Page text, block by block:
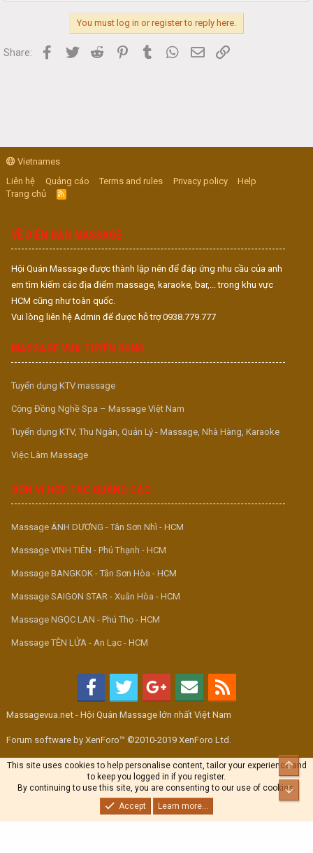
You must log in or register to reply here.
Share: Facebook
Twitter Reddit PinterestTumblr WhatsApp
Email
Vietnames
Liên hệ
Quảng cáo Terms and rules Privacy policy
Help
Trang chủ
R
S
VỀ DIỄN ĐÀN MASSAGE
Hội Quán Massage được thành lập nên để đáp ứng nhu cầu của anh
em tìm kiếm các địa điểm massage, karaoke, bar,... trong khu vực
HCM cũng như toàn quốc.
Vui lòng liên hệ Admin để được hỗ trợ 0938.779.777
MASSAGE VUA TUYỂN DỤNG
Tuyển dụng KTV massage
Cộng Đồng Nghề Spa – Massage Việt Nam
Tuyển dụng KTV, Thu Ngân, Quản Lý - Massage, Nhà Hàng, Karaoke
Việc Làm Massage
ĐƠN VỊ HỢP TÁC QUẢNG CÁO
Massage ÁNH DƯƠNG - Tân Sơn Nhì - HCM
Massage VINH TIÊN - Phú Thạnh - HCM
Massage BANGKOK - Tân Sơn Hòa - HCM
Massage SAIGON STAR - Xuân Hòa - HCM
Massage NGỌC LAN - Phú Thọ - HCM
Massage TÊN LỬA - An Lạc - HCM
Massagevua.net - Hội Quán Massage lớn nhất Việt Nam
Forum software by XenForo™ ©2010-2019 XenForo Ltd.
This site uses cookies to help personalise content, tailor your experience and
to keep you logged in if you register.
By continuing to use this site, you are consenting to our use of cookies.
Accept
Learn more...
Top